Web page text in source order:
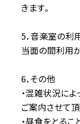
きます。
5．音楽室の利
当面の間利用
6．その他
・混雑状況に
ご案内させて頂
・昼食をとるこ